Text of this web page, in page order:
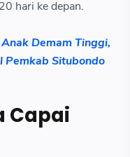
hari ke depan.
Demam Tinggi,
Pemkab Situbondo
Capai